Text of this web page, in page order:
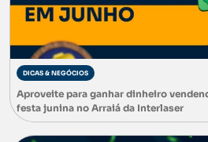
DICAS & NEGÓCIOS
Aproveite para ganhar dinheiro
festa junina no Arraiá da Interlaser